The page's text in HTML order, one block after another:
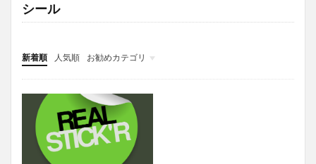
シール
新着順 人気順
お勧めカテゴリ
投稿
学び
マンガ
電子書籍